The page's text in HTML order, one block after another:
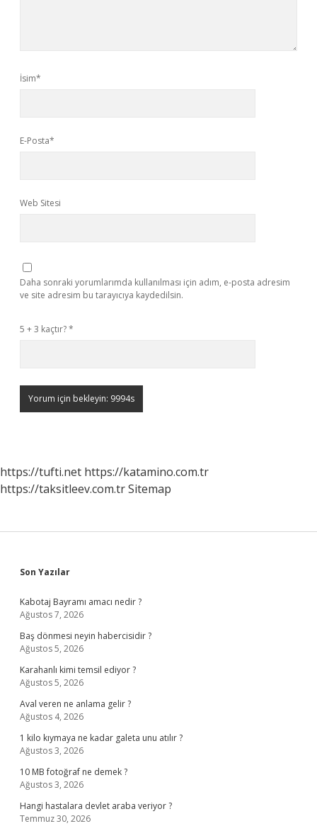
İsim*
E-Posta*
Web Sitesi
Daha sonraki yorumlarımda kullanılması için adım, e-posta adresim
ve site adresim bu tarayıcıya kaydedilsin.
5 + 3 kaçtır?*
https://tufti.net https://katamino.com.tr
https://taksitleev.com.trSitemap
Sidebar
Son Yazılar
Kabotaj Bayramı amacı nedir ?
Ağustos 7, 2026
Baş dönmesi neyin habercisidir ?
Ağustos 5, 2026
Karahanlı kimi temsil ediyor ?
Ağustos 5, 2026
Aval veren ne anlama gelir ?
Ağustos 4, 2026
1 kilo kıymaya ne kadar galeta unu atılır ?
Ağustos 3, 2026
10 MB fotoğraf ne demek ?
Ağustos 3, 2026
Hangi hastalara devlet araba veriyor ?
Temmuz 30, 2026